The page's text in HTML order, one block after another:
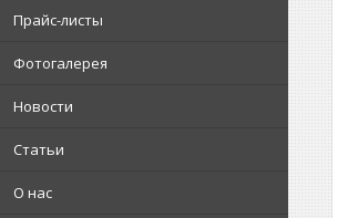
Прайс-листы
Фотогалерея
Новости
Статьи
О нас